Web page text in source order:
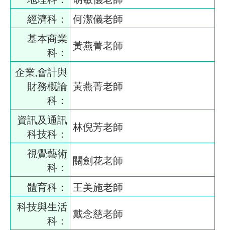
經濟科：
何潔儀老師
基本商業
科：
黃燕菁老師
企業,會計與
財務概論
科：
黃燕菁老師
資訊及通訊
科技科：
林倪芳老師
視覺藝術
科：
關劍花老師
體育科：
王美施老師
科技與生活
科：
戴念慈老師